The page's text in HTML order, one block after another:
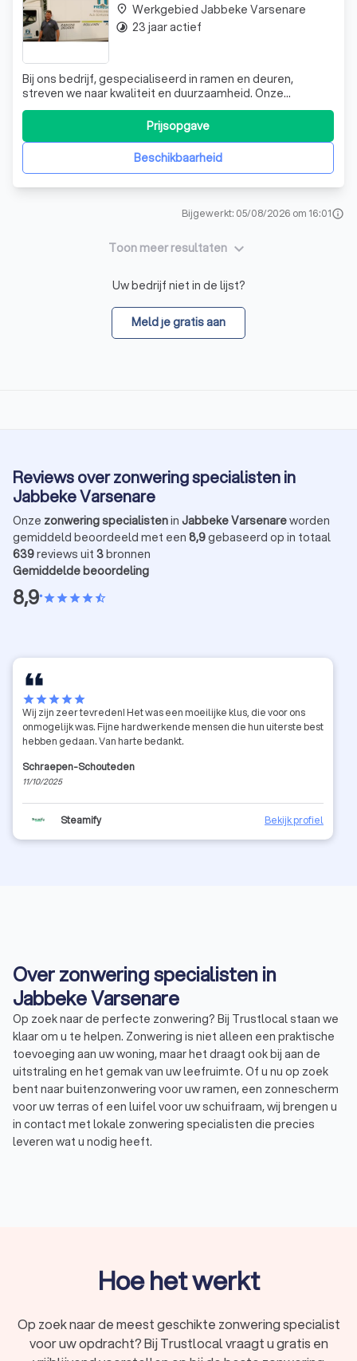
Bij ons bedrijf, gespecialiseerd in ramen en deuren,
streven we naar kwaliteit en duurzaamheid. Onze
aluminium ramen en deuren zijn superisolerend, wat
energiebesparend is, en zeer duurzaam. Ze zijn
onderhoudsvriendelijk en uitgerust met inbraakwerend
beslag. Bovendien bieden we een grote diversitei
Beschikbaarheid
Prijsopgave
place Werkgebied Jabbeke Varsenare
timelapse 23 jaar actief
Bijgewerkt: 05/08/2026 om 16:01info
Toon meer resultaten keyboard_arrow_down
Uw bedrijf niet in de lijst?
Meld je gratis aan
Reviews over zonwering specialisten in
Jabbeke Varsenare
Onze zonwering specialistenin Jabbeke Varsenareworden
gemiddeld beoordeeld met een 8,9gebaseerd op in totaal
639reviews uit 3bronnen
Gemiddelde beoordeling
8,9•starstarstarstarstar_half
starstarstarstarstar
Wij zijn zeer tevreden! Het was een moeilijke klus, die voor ons
onmogelijk was. Fijne hardwerkende mensen die hun uiterste best
hebben gedaan. Van harte bedankt.
Schraepen-Schouteden
11/10/2025
Steamify Bekijk profiel
Over zonwering specialisten in
Jabbeke Varsenare
Op zoek naar de perfecte zonwering? Bij Trustlocal staan we
klaar om u te helpen. Zonwering is niet alleen een praktische
toevoeging aan uw woning, maar het draagt ook bij aan de
uitstraling en het gemak van uw leefruimte. Of u nu op zoek
bent naar buitenzonwering voor uw ramen, een zonnescherm
voor uw terras of een luifel voor uw schuifraam, wij brengen u
in contact met lokale zonwering specialisten die precies
leveren wat u nodig heeft.
schadelijke UV-stralen met zonwering. Trustlocal begrijpt dat
de keuze voor de juiste zonwering een belangrijke beslissing
oplossing voor uw specifieke behoeften.
Hoe het werkt
Op zoek naar de meest geschikte zonwering specialist
voor uw opdracht? Bij Trustlocal vraagt u gratis en